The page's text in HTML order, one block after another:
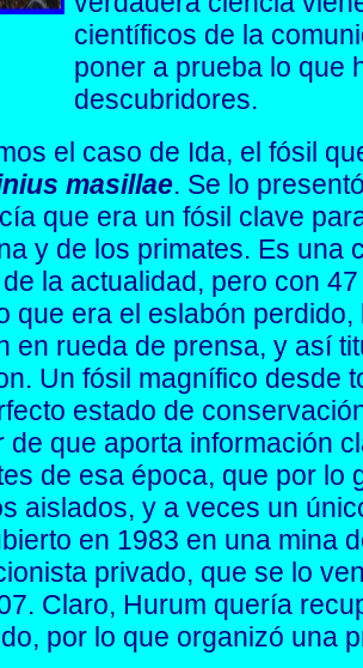
científicos de la
poner a prueba lo que
descubridores.
el caso de Ida, el fósil
masillae. Se lo
que era un fósil clave
y de los primates. Es una
la actualidad, pero con
que era el eslabón
en rueda de prensa, y así
Un fósil magnífico desde
estado de
de que aporta información
de esa época, que por lo
aislados, y a veces un
en 1983 en una mina
privado, que se lo
Claro, Hurum quería
por lo que organizó una